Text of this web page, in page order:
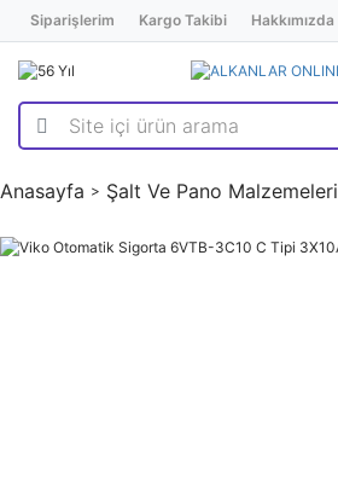
Siparişlerim Kargo Takibi Hakkımızda
Anasayfa Şalt Ve Pano Malzemeleri